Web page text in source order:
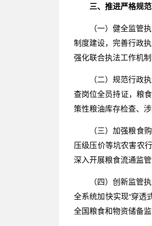
三、推进严格规
（一）健全监管
制度建设，完善行政
强化联合执法工作机
（二）规范行政
查岗位全员持证，粮
策性粮油库存检查、
（三）加强粮食
压级压价等坑农害农
深入开展粮食流通监
（四）创新监管
全系统加快实现“穿透
全国粮食和物资储备